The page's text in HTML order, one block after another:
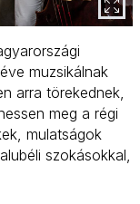
muzsikálnak
arra törekednek,
meg a régi
mulatságok
szokásokkal,